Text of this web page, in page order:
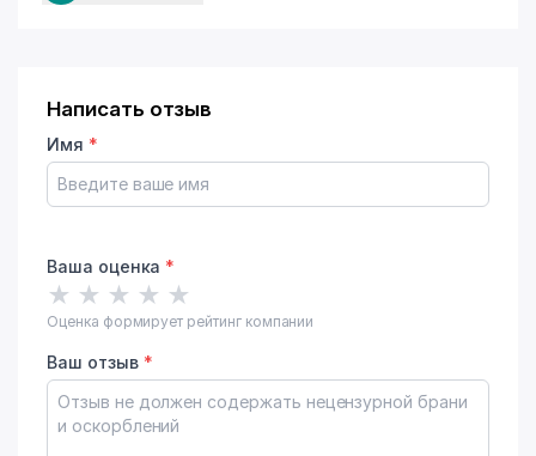
Написать отзыв
Имя *
Ваша оценка *
★ ★ ★ ★ ★
Оценка формирует рейтинг компании
Ваш отзыв *